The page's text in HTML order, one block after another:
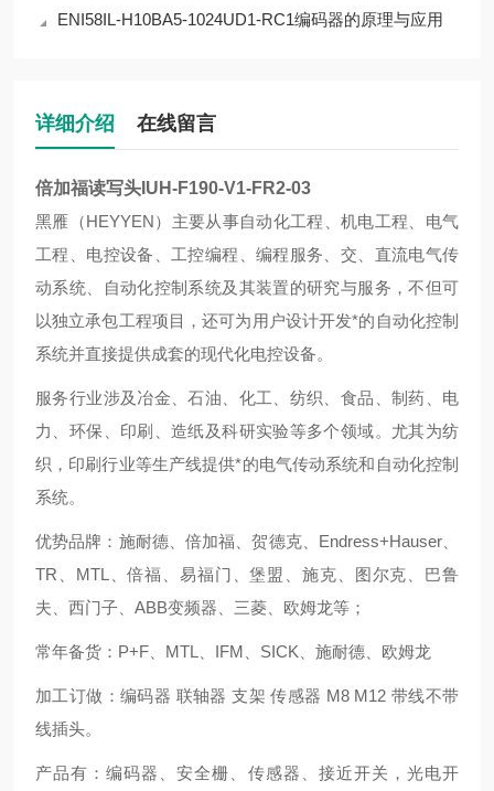
ENI58IL-H10BA5-1024UD1-RC1编码器的原理与应用
详细介绍 在线留言
倍加福读写头IUH-F190-V1-FR2-03
黑雁（HEYYEN）主要从事自动化工程、机电工程、电气
工程、电控设备、工控编程、编程服务、交、直流电气传
动系统、自动化控制系统及其装置的研究与服务，不但可
以独立承包工程项目，还可为用户设计开发*的自动化控制
系统并直接提供成套的现代化电控设备。
服务行业涉及冶金、石油、化工、纺织、食品、制药、电
力、环保、印刷、造纸及科研实验等多个领域。尤其为纺
织，印刷行业等生产线提供*的电气传动系统和自动化控制
系统。
优势品牌：施耐德、倍加福、贺德克、Endress+Hauser、
TR、MTL、倍福、易福门、堡盟、施克、图尔克、巴鲁
夫、西门子、ABB变频器、三菱、欧姆龙等；
常年备货：P+F、MTL、IFM、SICK、施耐德、欧姆龙
加工订做：编码器 联轴器 支架 传感器 M8 M12 带线不带
线插头。
产品有：编码器、安全栅、传感器、接近开关，光电开